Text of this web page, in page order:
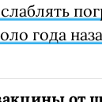
года